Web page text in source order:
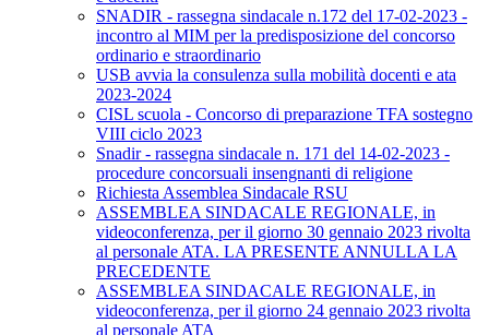
SNADIR - rassegna sindacale n.172 del 17-02-2023 -
incontro al MIM per la predisposizione del concorso
ordinario e straordinario
USB avvia la consulenza sulla mobilità docenti e ata
2023-2024
CISL scuola - Concorso di preparazione TFA sostegno
VIII ciclo 2023
Snadir - rassegna sindacale n. 171 del 14-02-2023 -
procedure concorsuali insengnanti di religione
Richiesta Assemblea Sindacale RSU
ASSEMBLEA SINDACALE REGIONALE, in
videoconferenza, per il giorno 30 gennaio 2023 rivolta
al personale ATA. LA PRESENTE ANNULLA LA
PRECEDENTE
ASSEMBLEA SINDACALE REGIONALE, in
videoconferenza, per il giorno 24 gennaio 2023 rivolta
al personale ATA